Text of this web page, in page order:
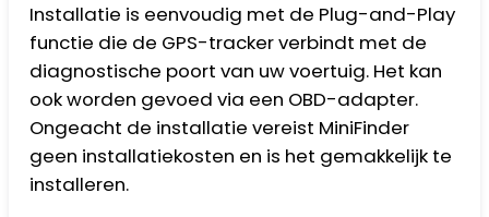
Installatie is eenvoudig met de Plug-and-Play
functie die de GPS-tracker verbindt met de
diagnostische poort van uw voertuig. Het kan
ook worden gevoed via een OBD-adapter.
Ongeacht de installatie vereist MiniFinder
geen installatiekosten en is het gemakkelijk te
installeren.